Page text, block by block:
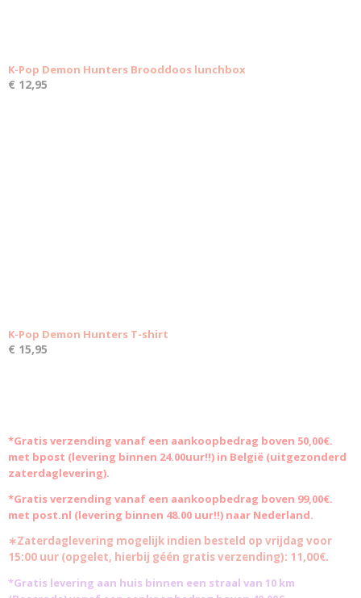
K-Pop Demon Hunters Brooddoos lunchbox
€ 12,95
K-Pop Demon Hunters T-shirt
€ 15,95
*Gratisverzending vanaf een aankoopbedrag boven 50,00€.
met bpost (levering binnen 24.00uur!!) in België (uitgezonderd
zaterdaglevering).
*Gratis verzending vanaf een aankoopbedrag boven 99,00€.
met post.nl (levering binnen 48.00 uur!!) naar Nederland.
∗Zaterdaglevering mogelijk indien besteld op vrijdag voor
15:00 uur (opgelet, hierbij géén gratis verzending): 11,00€.
*Gratis levering aan huis binnen een straal van 10 km